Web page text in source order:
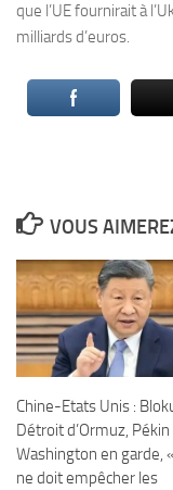
que l’UE fournirait à
milliards d’euros.
VOUS
Chine-Etats Unis :
Détroit d’Ormuz,
Washington en garde,
ne doit empêcher les